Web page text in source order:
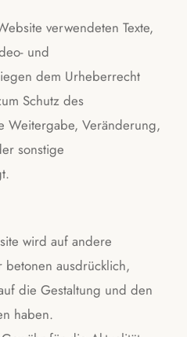
verwendeten Texte,
und
dem Urheberrecht
Schutz des
Weitergabe, Veränderung,
sonstige
wird auf andere
ausdrücklich,
die Gestaltung und den
haben.